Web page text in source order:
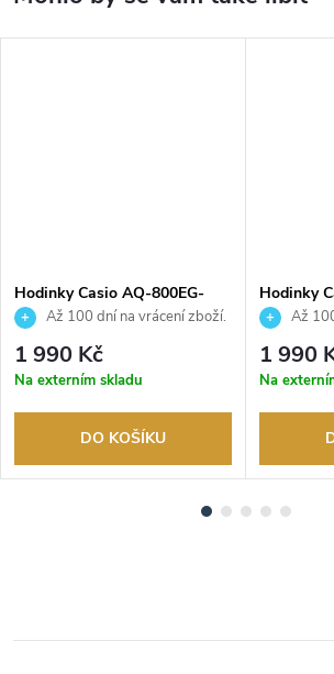
Hodinky Casio AQ-800EG-
9AEFAž 100 dní na vrácení zboží.
Autorizovaný prodejce.
1 990 Kč
Na externím skladu
DO KOŠÍKU
Hodinky
9AVEF
Až
1 990
Na